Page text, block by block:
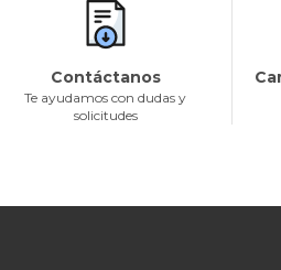
Contáctanos
Te ayudamos con dudas y
solicitudes